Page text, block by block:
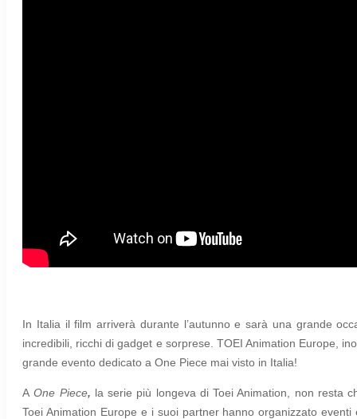
In Italia il film arriverà durante l’autunno e sarà una grande
incredibili, ricchi di gadget e sorprese. TOEI Animation Europe,
grande evento dedicato a One Piece mai visto in Italia!
A One Piece, la serie più longeva di Toei Animation, non resta
Toei Animation Europe e i suoi partner hanno organizzato